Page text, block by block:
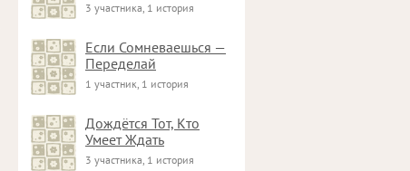
3 участника, 1 история
Если Сомневаешься —
Переделай
1 участник, 1 история
Дождётся Тот, Кто
Умеет Ждать
3 участника, 1 история